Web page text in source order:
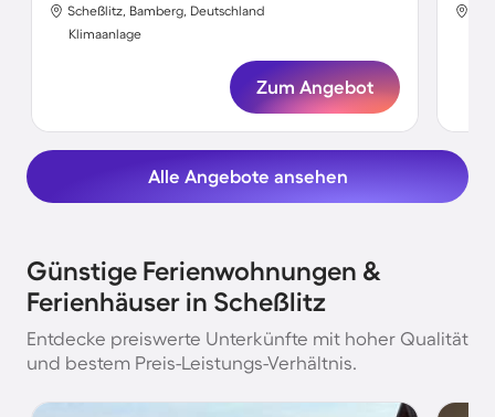
Scheßlitz, Bamberg, Deutschland
Klimaanlage
Zum Angebot
Alle Angebote ansehen
Günstige Ferienwohnungen &
Ferienhäuser in Scheßlitz
Entdecke preiswerte Unterkünfte mit hoher Qualität
und bestem Preis-Leistungs-Verhältnis.